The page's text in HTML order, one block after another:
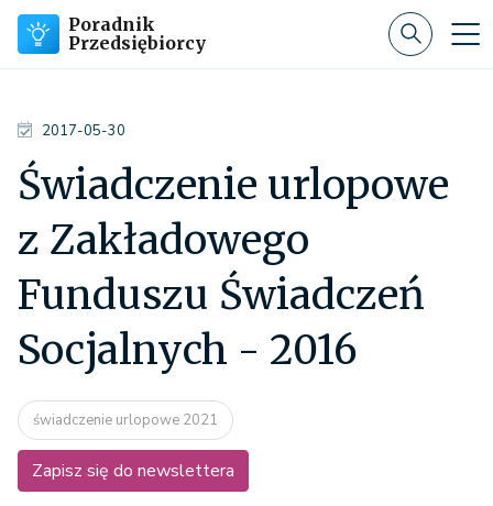
Poradnik
Przedsiębiorcy
2017-05-30
Świadczenie urlopowe
z Zakładowego
Funduszu Świadczeń
Socjalnych - 2016
świadczenie urlopowe 2021
Zapisz się do newslettera